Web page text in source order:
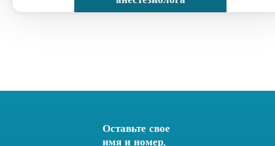
Оставьте свое
имя и номер,